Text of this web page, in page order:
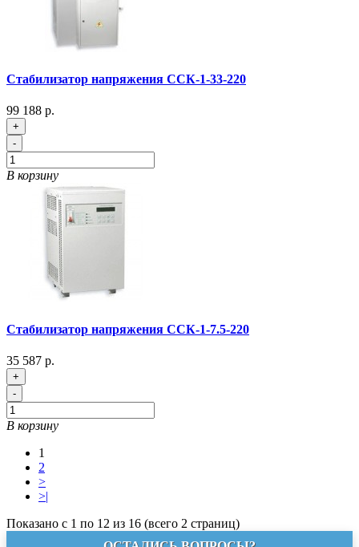
Стабилизатор напряжения ССК-1-33-220
99 188 р.
+
-
В корзину
Стабилизатор напряжения ССК-1-7.5-220
35 587 р.
+
-
В корзину
1
2
>
>|
Показано с 1 по 12 из 16 (всего 2 страниц)